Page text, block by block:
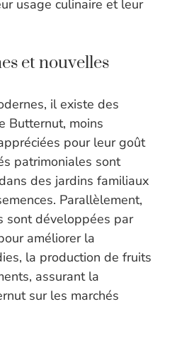
usage culinaire et leur
et nouvelles
il existe des
Butternut, moins
pour leur goût
patrimoniales sont
des jardins familiaux
Parallèlement,
sont développées par
améliorer la
la production de fruits
assurant la
sur les marchés